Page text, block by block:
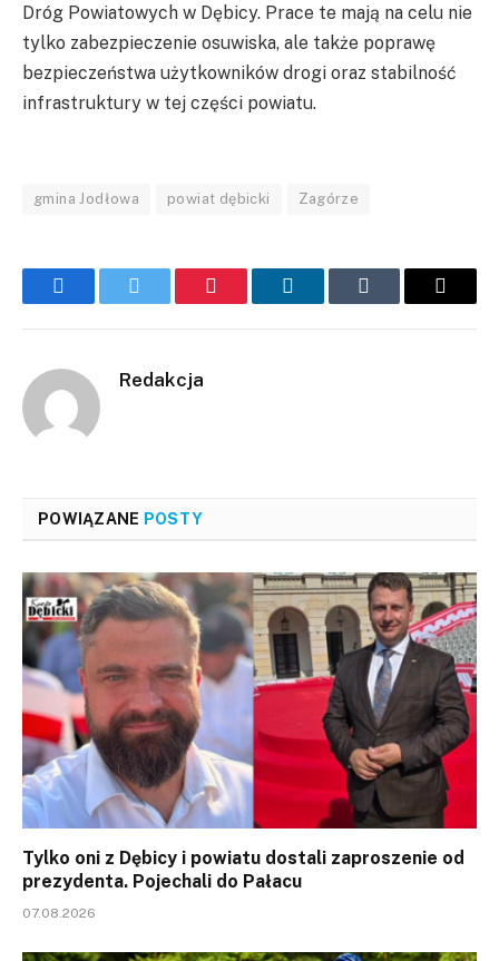
Dróg Powiatowych w Dębicy. Prace te mają na celu nie
tylko zabezpieczenie osuwiska, ale także poprawę
bezpieczeństwa użytkowników drogi oraz stabilność
infrastruktury w tej części powiatu.
gmina Jodłowa powiat dębicki Zagórze
FacebookTwitter Pinterest LinkedInTumblr Email
Redakcja
POWIĄZANE POSTY
Tylko oni z Dębicy i powiatu dostali zaproszenie od
prezydenta. Pojechali do Pałacu
07.08.2026